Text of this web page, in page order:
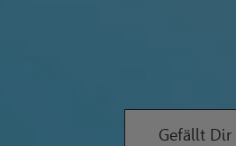
Gefällt Dir